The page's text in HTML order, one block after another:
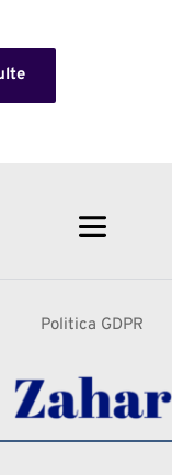
Politica GDPR